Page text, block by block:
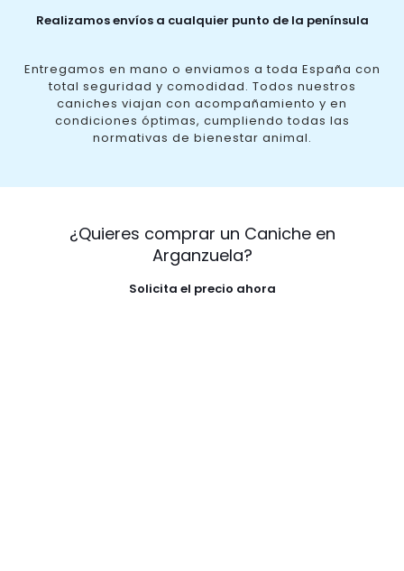
Realizamos envíos a cualquier punto de la península
Entregamos en mano o enviamos a toda España con
total seguridad y comodidad. Todos nuestros
caniches viajan con acompañamiento y en
condiciones óptimas, cumpliendo todas las
normativas de bienestar animal.
¿Quieres comprar un Caniche en
Arganzuela?
Solicita el precio ahora